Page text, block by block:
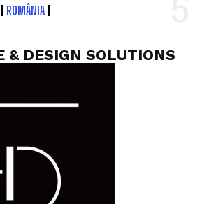
ROMÂNIA
& DESIGN SOLUTIONS